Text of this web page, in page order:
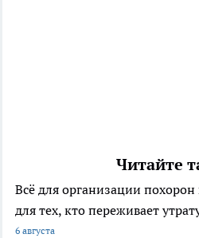
Читайте
Всё для организации
для тех, кто переживает
6 августа